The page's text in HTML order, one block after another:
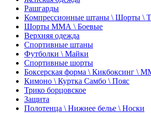
Рашгарды
Компрессионные штаны \ Шорты \
Шорты ММА \ Боевые
Верхняя одежда
Спортивные штаны
Футболки \ Майки
Спортивные шорты
Боксерская форма \ Кикбоксинг \
Кимоно \ Куртка Самбо \ Пояс
Трико борцовское
Защита
Полотенца \ Нижнее белье \ Носки